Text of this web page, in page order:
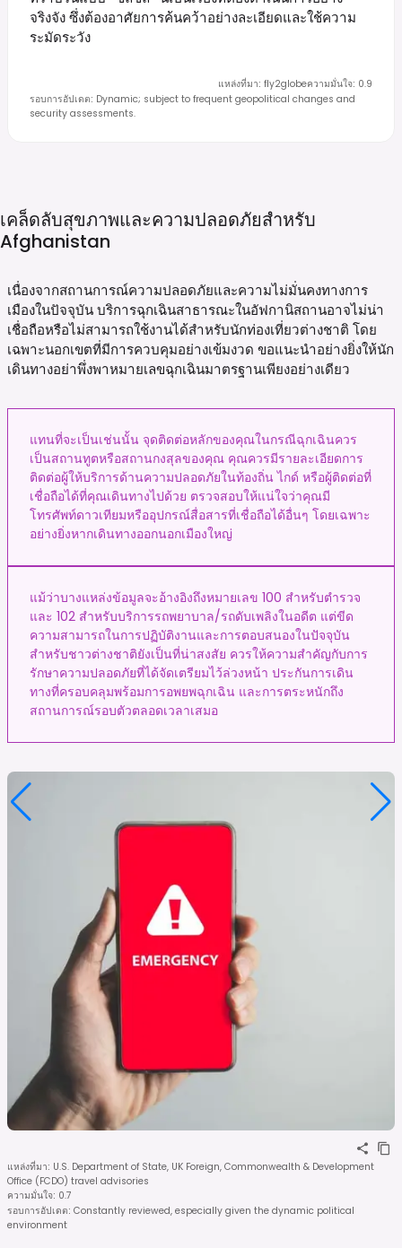
จริงจัง ซึ่งต้องอาศัยการค้นคว้าอย่างละเอียดและใช้ความ
ระมัดระวัง
แหล่งที่มา: fly2globeความมั่นใจ: 0.9
รอบการอัปเดต: Dynamic; subject to frequent geopolitical changes and
security assessments.
เคล็ดลับสุขภาพและความปลอดภัยสำหรับ
Afghanistan
เนื่องจากสถานการณ์ความปลอดภัยและความไม่มั่นคงทางการ
เมืองในปัจจุบัน บริการฉุกเฉินสาธารณะในอัฟกานิสถานอาจไม่น่า
เชื่อถือหรือไม่สามารถใช้งานได้สำหรับนักท่องเที่ยวต่างชาติ โดย
เฉพาะนอกเขตที่มีการควบคุมอย่างเข้มงวด ขอแนะนำอย่างยิ่งให้นัก
เดินทางอย่าพึ่งพาหมายเลขฉุกเฉินมาตรฐานเพียงอย่างเดียว
แทนที่จะเป็นเช่นนั้น จุดติดต่อหลักของคุณในกรณีฉุกเฉินควร
เป็นสถานทูตหรือสถานกงสุลของคุณ คุณควรมีรายละเอียดการ
ติดต่อผู้ให้บริการด้านความปลอดภัยในท้องถิ่น ไกด์ หรือผู้ติดต่อที่
เชื่อถือได้ที่คุณเดินทางไปด้วย ตรวจสอบให้แน่ใจว่าคุณมี
โทรศัพท์ดาวเทียมหรืออุปกรณ์สื่อสารที่เชื่อถือได้อื่นๆ โดยเฉพาะ
อย่างยิ่งหากเดินทางออกนอกเมืองใหญ่
แม้ว่าบางแหล่งข้อมูลจะอ้างอิงถึงหมายเลข 100 สำหรับตำรวจ
และ 102 สำหรับบริการรถพยาบาล/รถดับเพลิงในอดีต แต่ขีด
ความสามารถในการปฏิบัติงานและการตอบสนองในปัจจุบัน
สำหรับชาวต่างชาติยังเป็นที่น่าสงสัย ควรให้ความสำคัญกับการ
รักษาความปลอดภัยที่ได้จัดเตรียมไว้ล่วงหน้า ประกันการเดิน
ทางที่ครอบคลุมพร้อมการอพยพฉุกเฉิน และการตระหนักถึง
สถานการณ์รอบตัวตลอดเวลาเสมอ
แหล่งที่มา: U.S. Department of State, UK Foreign, Commonwealth & Development
Office (FCDO) travel advisories
ความมั่นใจ: 0.7
รอบการอัปเดต: Constantly reviewed, especially given the dynamic political
environment